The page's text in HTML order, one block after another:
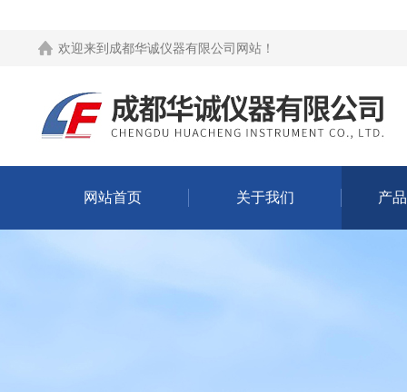
欢迎来到 成都华诚仪器有限公司网站 ！
网站首页 关于我们 产